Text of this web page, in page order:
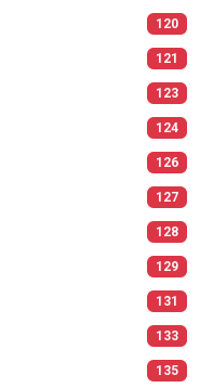
120
121
123
124
126
127
128
129
131
133
135